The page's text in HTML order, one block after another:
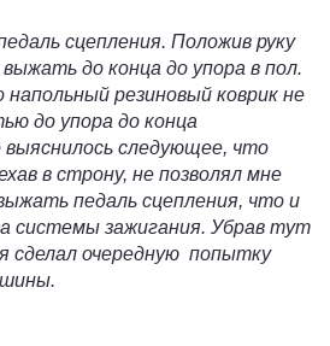
сцепления. Положив руку
до конца до упора в пол.
резиновый коврик не
до упора до конца
следующее, что
в строну, не позволял мне
педаль сцепления, что и
системы зажигания. Убрав тут
сделал очередную попытку